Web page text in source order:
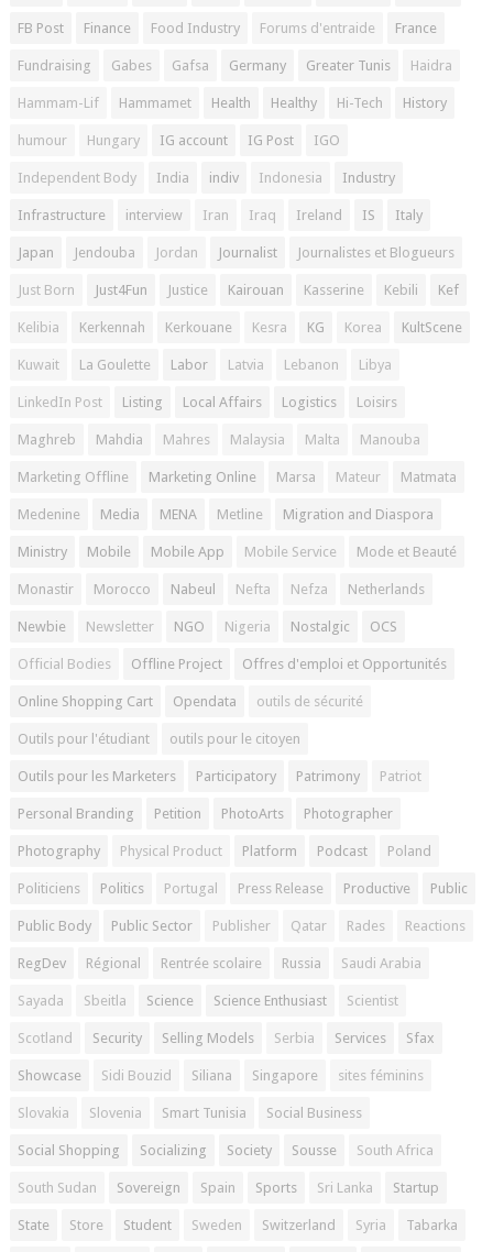
FB Post Finance Food Industry Forums d'entraide France
Fundraising Gabes Gafsa Germany Greater Tunis Haidra
Hammam-Lif Hammamet Health Healthy Hi-Tech History
humour Hungary IG account IG Post IGO
Independent Body India indiv Indonesia Industry
Infrastructure interview Iran Iraq Ireland IS Italy
Japan Jendouba Jordan Journalist Journalistes et Blogueurs
Just Born Just4Fun Justice Kairouan Kasserine Kebili Kef
Kelibia Kerkennah Kerkouane Kesra KG Korea KultScene
Kuwait La Goulette Labor Latvia Lebanon Libya
LinkedIn Post Listing Local Affairs Logistics Loisirs
Maghreb Mahdia Mahres Malaysia Malta Manouba
Marketing Offline Marketing Online Marsa Mateur Matmata
Medenine Media MENA Metline Migration and Diaspora
Ministry Mobile Mobile App Mobile Service Mode et Beauté
Monastir Morocco Nabeul Nefta Nefza Netherlands
Newbie Newsletter NGO Nigeria Nostalgic OCS
Official Bodies Offline Project Offres d'emploi et Opportunités
Online Shopping Cart Opendata outils de sécurité
Outils pour l'étudiant outils pour le citoyen
Outils pour les Marketers Participatory Patrimony Patriot
Personal Branding Petition PhotoArts Photographer
Photography Physical Product Platform Podcast Poland
Politiciens Politics Portugal Press Release Productive Public
Public Body Public Sector Publisher Qatar Rades Reactions
RegDev Régional Rentrée scolaire Russia Saudi Arabia
Sayada Sbeitla Science Science Enthusiast Scientist
Scotland Security Selling Models Serbia Services Sfax
Showcase Sidi Bouzid Siliana Singapore sites féminins
Slovakia Slovenia Smart Tunisia Social Business
Social Shopping Socializing Society Sousse South Africa
South Sudan Sovereign Spain Sports Sri Lanka Startup
State Store Student Sweden Switzerland Syria Tabarka